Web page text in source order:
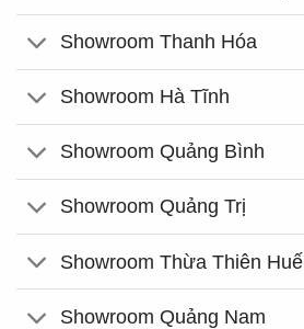
Showroom Thanh Hóa
Showroom Hà Tĩnh
Showroom Quảng Bình
Showroom Quảng Trị
Showroom Thừa Thiên Huế
Showroom Quảng Nam